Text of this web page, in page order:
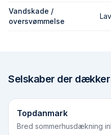
Vandskade /
oversvømmelse
Lav
Selskaber der dækker
Topdanmark
Bred sommerhusdækning